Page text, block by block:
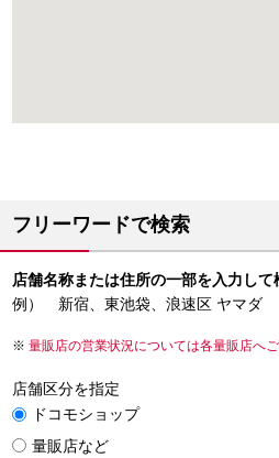
フリーワードで検索
店舗名称または住所の一部を入力して
例） 新宿、東池袋、浪速区 ヤマダ
量販店の営業状況については各量販店へご
店舗区分を指定
ドコモショップ
量販店など